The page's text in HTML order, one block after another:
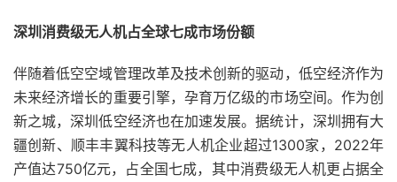
深圳消费级无人机占全球七成市场份额
伴随着低空空域管理改革及技术创新的驱动，低空经济作为
未来经济增长的重要引擎，孕育万亿级的市场空间。作为创
新之城，深圳低空经济也在加速发展。据统计，深圳拥有大
疆创新、顺丰丰翼科技等无人机企业超过1300家，2022年
产值达750亿元，占全国七成，其中消费级无人机更占据全